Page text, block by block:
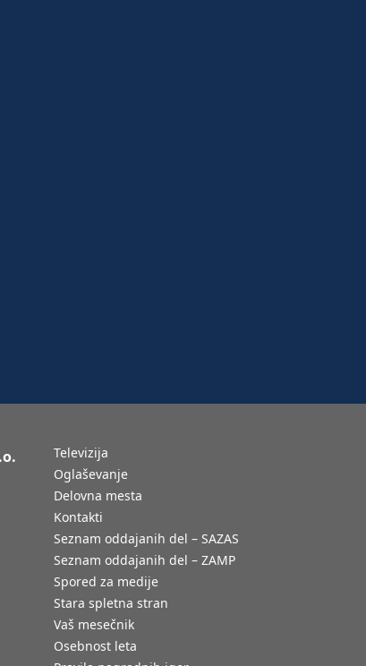
Televizija
Oglaševanje
Delovna mesta
Kontakti
Seznam oddajanih del – SAZAS
Seznam oddajanih del – ZAMP
Spored za medije
Stara spletna stran
Vaš mesečnik
Osebnost leta